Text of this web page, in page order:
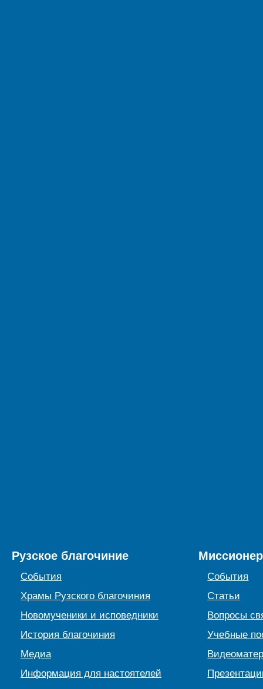
Рузское благочиние
События
Храмы Рузского благочиния
Новомученики и исповедники
История благочиния
Медиа
Информация для настоятелей
События
Статьи
Вопросы
Учебные